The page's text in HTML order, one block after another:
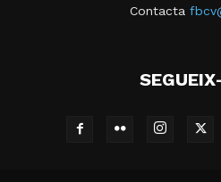
Contacta